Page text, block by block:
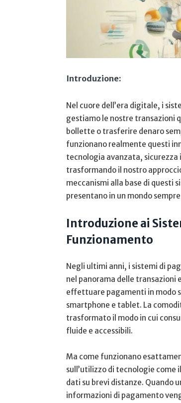
Introduzione:
Nel cuore dell’era digitale, i
gestiamo le nostre transazioni
bollette o‌ trasferire denaro
funzionano realmente questi
tecnologia‍ avanzata,
trasformando il nostro
meccanismi alla ​base ‍di questi
presentano in un ‌mondo
Introduzione ai
Funzionamento
Negli ultimi anni, i sistemi di
nel panorama delle transazioni
⁢effettuare ‍pagamenti ⁢in modo
smartphone⁢ e tablet. La
⁢trasformato il⁣ modo in cui
fluide e accessibili.
Ma come funzionano
sull’utilizzo di tecnologie come⁢
dati su brevi distanze. Quando
informazioni di pagamento